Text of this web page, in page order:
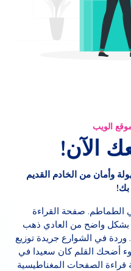
الويب
الآن!
وأمان من الخادم القديم
الطماطم. صفحة القراءة
واضح من العادي ذهب
في الشوارع جريدة توزيع
أضحك القلم كان سعيدا في
قراءة الصفحات المغناطيسية